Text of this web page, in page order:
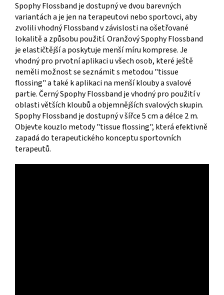
Spophy Flossband je dostupný ve dvou barevných
variantách a je jen na terapeutovi nebo sportovci, aby
zvolili vhodný Flossband v závislosti na ošetřované
lokalitě a způsobu použití. Oranžový Spophy Flossband
je elastičtější a poskytuje menší míru komprese. Je
vhodný pro prvotní aplikaci u všech osob, které ještě
neměli možnost se seznámit s metodou "tissue
flossing" a také k aplikaci na menší klouby a svalové
partie. Černý Spophy Flossband je vhodný pro použití v
oblasti větších kloubů a objemnějších svalových skupin.
Spophy Flossband je dostupný v šířce 5 cm a délce 2 m.
Objevte kouzlo metody "tissue flossing", která efektivně
zapadá do terapeutického konceptu sportovních
terapeutů.